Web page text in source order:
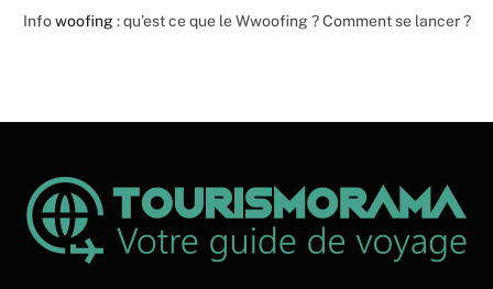
Infowoofing: qu’est ce que le Wwoofing ? Comment se lancer ?